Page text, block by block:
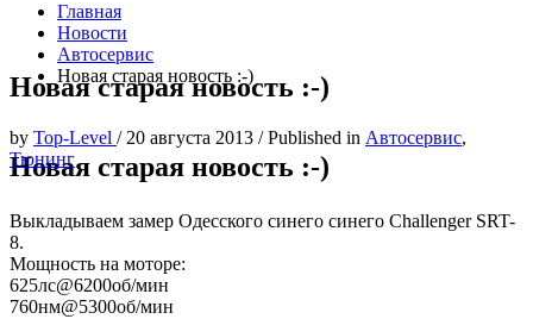
Главная
Новости
Автосервис
Новая старая новость :-)
Новая старая новость :-)
Новая старая новость :-)
by Top-Level / 20 августа 2013 /Published in Автосервис,
Тюнинг
Выкладываем замер Одесского синего синего Challenger SRT-
8.
Мощность на моторе:
625лс@6200об/мин
760нм@5300об/мин